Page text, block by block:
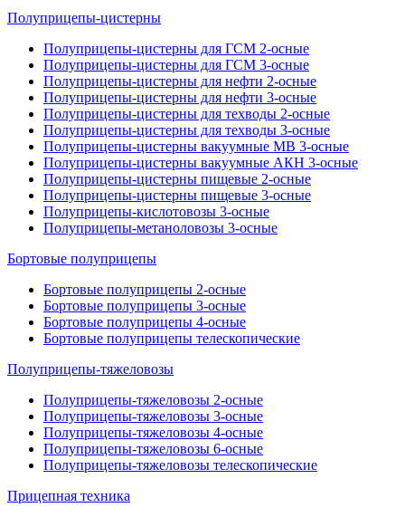
Полуприцепы-цистерны
Полуприцепы-цистерны для ГСМ 2-осные
Полуприцепы-цистерны для ГСМ 3-осные
Полуприцепы-цистерны для нефти 2-осные
Полуприцепы-цистерны для нефти 3-осные
Полуприцепы-цистерны для техводы 2-осные
Полуприцепы-цистерны для техводы 3-осные
Полуприцепы-цистерны вакуумные МВ 3-осные
Полуприцепы-цистерны вакуумные АКН 3-осные
Полуприцепы-цистерны пищевые 2-осные
Полуприцепы-цистерны пищевые 3-осные
Полуприцепы-кислотовозы 3-осные
Полуприцепы-метаноловозы 3-осные
Бортовые полуприцепы
Бортовые полуприцепы 2-осные
Бортовые полуприцепы 3-осные
Бортовые полуприцепы 4-осные
Бортовые полуприцепы телескопические
Полуприцепы-тяжеловозы
Полуприцепы-тяжеловозы 2-осные
Полуприцепы-тяжеловозы 3-осные
Полуприцепы-тяжеловозы 4-осные
Полуприцепы-тяжеловозы 6-осные
Полуприцепы-тяжеловозы телескопические
Прицепная техника